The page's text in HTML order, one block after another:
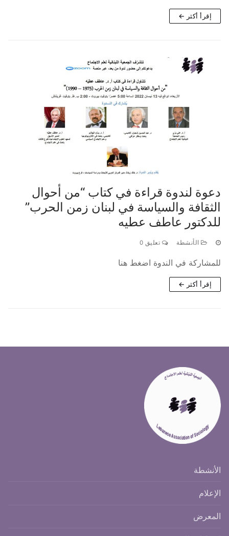
إقرأ أكثر ←
دعوة لندوة قراءة في كتاب “من أحوال
الثقافة والسياسة في لبنان زمن الحرب”
للدكتور عاطف عطيه
الأنشطة تعليق 0
للمشاركة في الندوة اضغط هنا
إقرأ أكثر ←
الأنشطة
الإعلام
المعرض